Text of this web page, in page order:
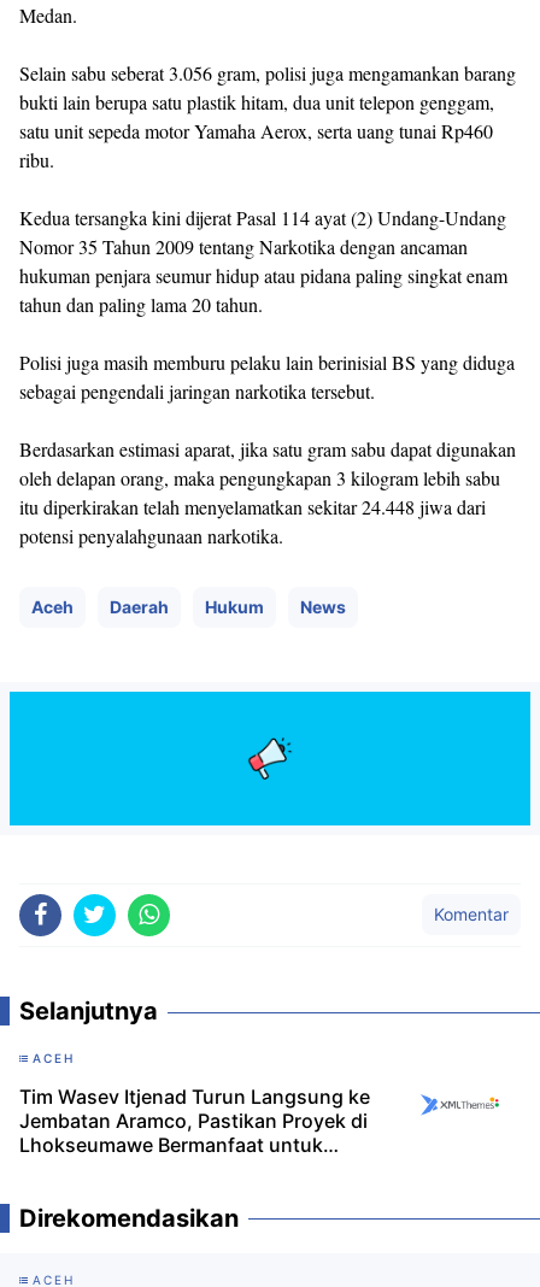
Medan.
Selain sabu seberat 3.056 gram, polisi juga mengamankan barang
bukti lain berupa satu plastik hitam, dua unit telepon genggam,
satu unit sepeda motor Yamaha Aerox, serta uang tunai Rp460
ribu.
Kedua tersangka kini dijerat Pasal 114 ayat (2) Undang-Undang
Nomor 35 Tahun 2009 tentang Narkotika dengan ancaman
hukuman penjara seumur hidup atau pidana paling singkat enam
tahun dan paling lama 20 tahun.
Polisi juga masih memburu pelaku lain berinisial BS yang diduga
sebagai pengendali jaringan narkotika tersebut.
Berdasarkan estimasi aparat, jika satu gram sabu dapat digunakan
oleh delapan orang, maka pengungkapan 3 kilogram lebih sabu
itu diperkirakan telah menyelamatkan sekitar 24.448 jiwa dari
potensi penyalahgunaan narkotika.
Aceh Daerah Hukum News
Komentar
Selanjutnya
ACEH
Tim Wasev Itjenad Turun Langsung ke
Jembatan Aramco, Pastikan Proyek di
Lhokseumawe Bermanfaat untuk
Direkomendasikan
ACEH